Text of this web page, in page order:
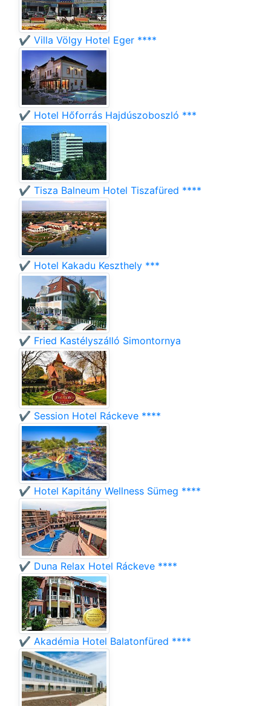
✔️ Villa Völgy Hotel Eger ****
✔️ Hotel Hőforrás Hajdúszoboszló ***
✔️ Tisza Balneum Hotel Tiszafüred ****
✔️ Hotel Kakadu Keszthely ***
✔️ Fried Kastélyszálló Simontornya
✔️ Session Hotel Ráckeve ****
✔️ Hotel Kapitány Wellness Sümeg ****
✔️ Duna Relax Hotel Ráckeve ****
✔️ Akadémia Hotel Balatonfüred ****